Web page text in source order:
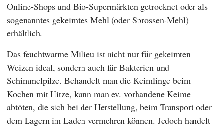
Online-Shops und Bio-Supermärkten getrocknet oder als
sogenanntes gekeimtes Mehl (oder Sprossen-Mehl)
erhältlich.
Das feuchtwarme Milieu ist nicht nur für gekeimten
Weizen ideal, sondern auch für Bakterien und
Schimmelpilze. Behandelt man die Keimlinge beim
Kochen mit Hitze, kann man ev. vorhandene Keime
abtöten, die sich bei der Herstellung, beim Transport oder
dem Lagern im Laden vermehren können. Jedoch handelt